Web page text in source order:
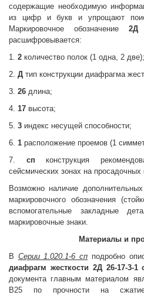
содержащие необходимую
из цифр и букв и упрощают
Маркировочное обозначение2Д
расшифровывается:
1. 2 количество полок (1 одна, 2 две);
2. Д тип конструкции диафрагма
3. 26 длина;
4. 17 высота;
5. 3 индекс несущей способности;
6. 1 расположение проемов (1
7. сп
конструкция
сейсмических зонах на просадочных
Возможно наличие
маркировочного обозначения
вспомогательные закладные
маркировочные знаки.
Материалы и
В Серии 1.020.1-6 сп подробно
диафрагм жесткости 2Д 26-17-3-1
документа главным материалом
В25 по прочности на